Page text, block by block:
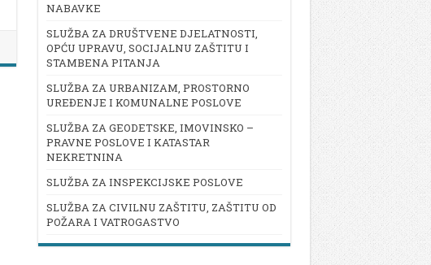
NABAVKE
SLUŽBA ZA DRUŠTVENE DJELATNOSTI,
OPĆU UPRAVU, SOCIJALNU ZAŠTITU I
STAMBENA PITANJA
SLUŽBA ZA URBANIZAM, PROSTORNO
UREĐENJE I KOMUNALNE POSLOVE
SLUŽBA ZA GEODETSKE, IMOVINSKO –
PRAVNE POSLOVE I KATASTAR
NEKRETNINA
SLUŽBA ZA INSPEKCIJSKE POSLOVE
SLUŽBA ZA CIVILNU ZAŠTITU, ZAŠTITU OD
POŽARA I VATROGASTVO